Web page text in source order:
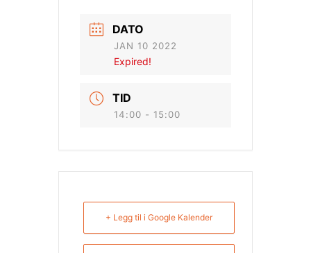
DATO
JAN 10 2022
Expired!
TID
14:00 - 15:00
+ Legg til i Google Kalender